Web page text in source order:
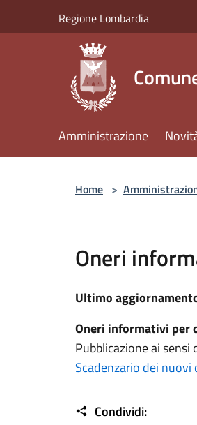
Regione Lombardia
Amministrazione
Home >
Oneri
Ultimo
Oneri informativi per
Pubblicazione ai sensi
Scadenzario dei
Condividi: